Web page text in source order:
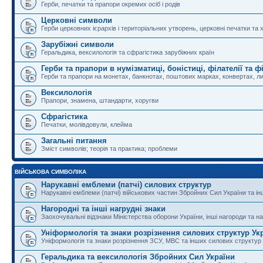
Герби, печатки та прапори окремих осіб і родів
Церковні символи
Герби церковних ієрархів і територіальних утворень, церковні печатки та
Зарубіжні символи
Геральдика, вексилологія та сфрагістика зарубіжних країн
Герби та прапори в нумізматиці, боністиці, філателії та
Герби та прапори на монетах, банкнотах, поштових марках, конвертах,
Вексилологія
Прапори, знамена, штандарти, хоругви
Сфрагістика
Печатки, молівдовули, клейма
Загальні питання
Зміст символів; теорія та практика; проблеми
ВІЙСЬКОВА СИМВОЛІКА
Нарукавні емблеми (патчі) силових структур
Нарукавні емблеми (патчі) військових частин Збройних Сил України та
Нагородні та інші нагрудні знаки
Заохочувальні відзнаки Міністерства оборони України, інші нагороди та
Уніформологія та знаки розрізнення силових структур
Уніформологія та знаки розрізнення ЗСУ, МВС та інших силових структур
Геральдика та вексилологія Збройних Сил України